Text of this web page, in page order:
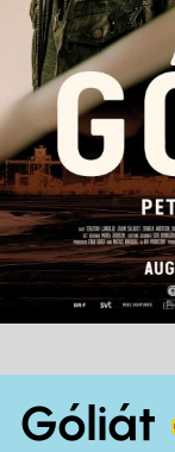
Góliát